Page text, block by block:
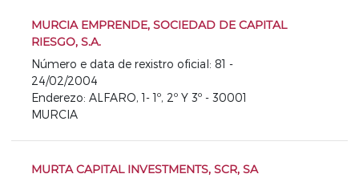
MURCIA EMPRENDE, SOCIEDAD DE CAPITAL
RIESGO, S.A.
Número e data de rexistro oficial: 81 -
24/02/2004
Enderezo: ALFARO, 1- 1º, 2º Y 3º - 30001
MURCIA
MURTA CAPITAL INVESTMENTS, SCR, SA